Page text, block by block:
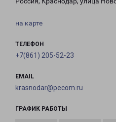
на карте
ТЕЛЕФОН
+7(861) 205-52-23
EMAIL
krasnodar@pecom.ru
ГРАФИК РАБОТЫ